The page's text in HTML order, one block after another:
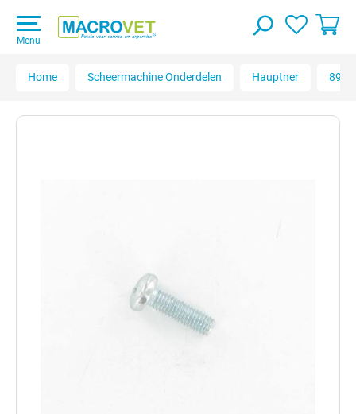
Menu
Home Scheermachine Onderdelen Hauptner